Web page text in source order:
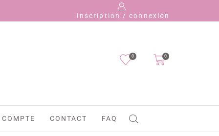
Inscription / connexion
0 0
CONTACT FAQ